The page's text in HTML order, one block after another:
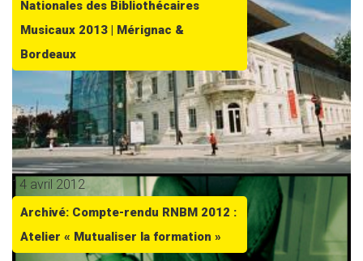
Nationales des Bibliothécaires
Musicaux 2013 | Mérignac &
Bordeaux
14 avril 2012
Archivé: Compte-rendu RNBM 2012 :
Atelier « Mutualiser la formation »